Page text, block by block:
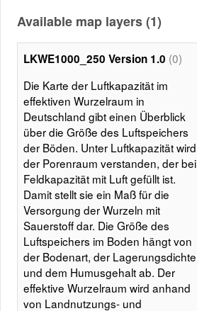
Available map layers (1)
LKWE1000_250 Version 1.0 (0)
Die Karte der Luftkapazität im
effektiven Wurzelraum in
Deutschland gibt einen Überblick
über die Größe des Luftspeichers
der Böden. Unter Luftkapazität wird
der Porenraum verstanden, der bei
Feldkapazität mit Luft gefüllt ist.
Damit stellt sie ein Maß für die
Versorgung der Wurzeln mit
Sauerstoff dar. Die Größe des
Luftspeichers im Boden hängt von
der Bodenart, der Lagerungsdichte
und dem Humusgehalt ab. Der
effektive Wurzelraum wird anhand
von Landnutzungs- und